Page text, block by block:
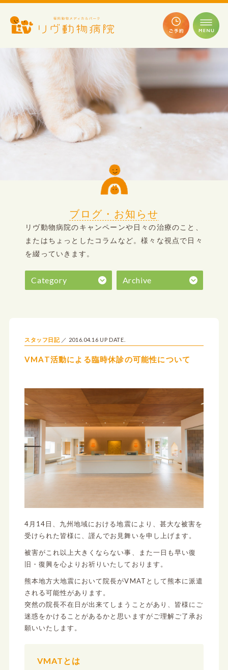
ブログ・お知らせ
リヴ動物病院のキャンペーンや日々の治療のこと、
またはちょっとしたコラムなど。様々な視点で日々
を綴っていきます。
Category Archive
VMAT活動による臨時休診の可能性について
スタッフ日記 2016.04.16 UP DATE.
4月14日、九州地域における地震により、甚大な被害を
受けられた皆様に、謹んでお見舞いを申し上げます。
被害がこれ以上大きくならない事、また一日も早い復
旧・復興を心よりお祈りいたしております。
熊本地方大地震において院長がVMATとして熊本に派遣
される可能性があります。
突然の院長不在日が出来てしまうことがあり、皆様にご
迷惑をかけることがあるかと思いますがご理解ご了承お
願いいたします。
VMATとは